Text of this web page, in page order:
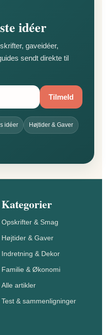
idéer
gaveidéer,
sendt direkte til
Tilmeld
idéer Højtider & Gaver
Kategorier
Opskrifter & Smag
Højtider & Gaver
Indretning & Dekor
Familie & Økonomi
Alle artikler
Test & sammenligninger